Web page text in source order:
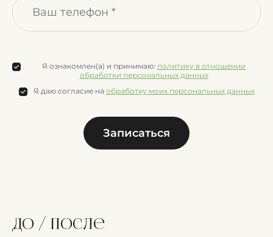
Я ознакомлен(а) и принимаю: политику в отношении
обработки персональных данных
Я даю согласие на обработку моих персональных данных
Записаться
До / после